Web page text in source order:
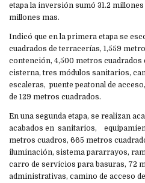
etapa la inversión sumó 31.2
millones mas.
Indicó que en la primera etapa se
cuadrados de terracerías, 1,559
contención, 4,500 metros
cisterna, tres módulos sanitarios,
escaleras, puente peatonal de
de 129 metros cuadrados.
En una segunda etapa, se realizan
acabados en sanitarios,
metros cuadros, 665 metros
iluminación, sistema pararrayos,
carro de servicios para basuras, 72
administrativas, camino de acceso